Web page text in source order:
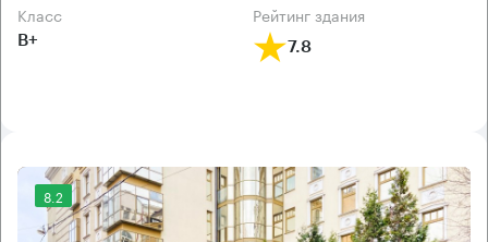
класс
B+
рейтинг здания
7.8
8.2